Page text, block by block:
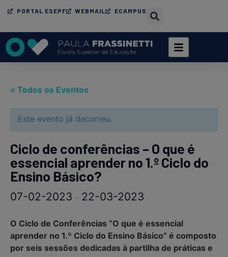
PORTAL ESEPF WEBMAIL ECAMPUS
« Todos os Eventos
Este evento já decorreu.
Ciclo de conferências – O que é
essencial aprender no 1.º Ciclo do
Ensino Básico?
07-02-2023 – 22-03-2023
O Ciclo de Conferências “O que é essencial
aprender no 1.º Ciclo do Ensino Básico” é composto
por seis sessões dedicadas à partilha de práticas e